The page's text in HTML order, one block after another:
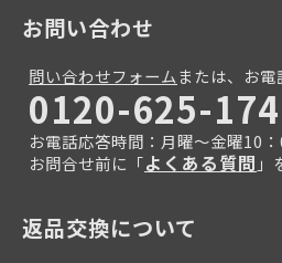
お問い合わせ
問い合わせフォームまたは、お電
0120-625-174
お電話応答時間：月曜～金曜10
お問合せ前に「よくある質問 」
返品交換について